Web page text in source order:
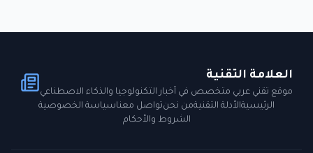
العلامة التقنية
موقع تقني عربي متخصص في أخبار التكنولوجيا والذكاء الاصطناعي
الرئيسيةالأدلة التقنيةمن نحنتواصل معناسياسة الخصوصية
الشروط والأحكام